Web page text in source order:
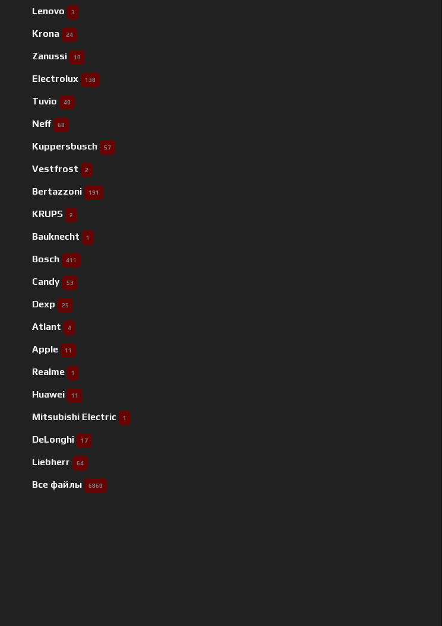
Lenovo 3
Krona 24
Zanussi 10
Electrolux 138
Tuvio 40
Neff 68
Kuppersbusch 57
Vestfrost 2
Bertazzoni 191
KRUPS 2
Bauknecht 1
Bosch 411
Candy 53
Dexp 25
Atlant 4
Apple 11
Realme 1
Huawei 11
Mitsubishi Electric 1
DeLonghi 17
Liebherr 64
Все файлы 6860